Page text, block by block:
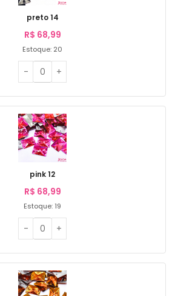
preto 14
R$ 68,99
Estoque: 20
pink 12
R$ 68,99
Estoque: 19